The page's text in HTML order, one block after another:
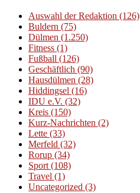
Auswahl der Redaktion (126)
Buldern (75)
Dülmen (1.250)
Fitness (1)
Fußball (126)
Geschäftlich (90)
Hausdülmen (28)
Hiddingsel (16)
IDU e.V. (32)
Kreis (150)
Kurz-Nachrichten (2)
Lette (33)
Merfeld (32)
Rorup (34)
Sport (108)
Travel (1)
Uncategorized (3)